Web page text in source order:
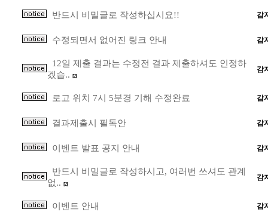
반드시 비밀글로 작성하십시요!! 감
수정되면서 없어진 링크 안내 감
12일 제출 결과는 수정전 결과 제출하셔도 인정하
겠습..
[2]
감
로고 위치 7시 5분경 기해 수정완료 감
결과제출시 필독안 감
이벤트 발표 공지 안내 감
반드시 비밀글로 작성하시고, 여러번 쓰셔도 관계
없..
[2]
감
이벤트 안내 감